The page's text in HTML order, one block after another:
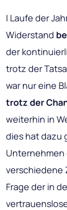
I Laufe der
Widerstand
der
trotz der
war nur eine
trotz der
weiterhin in
dies hat dazu
Unternehmen
verschiedene
Frage der in